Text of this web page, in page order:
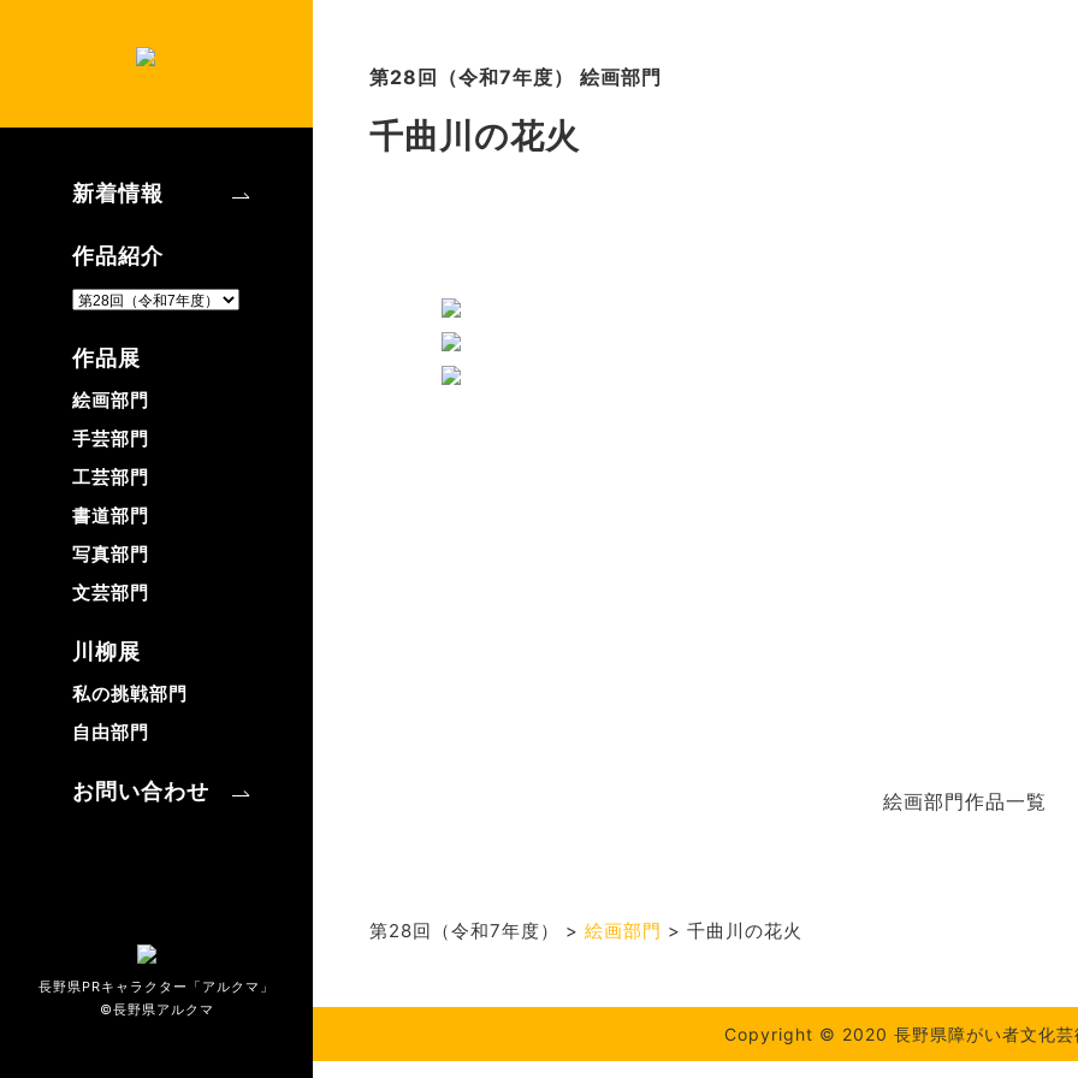
新着情報
作品紹介
作品展
絵画部門
手芸部門
工芸部門
書道部門
写真部門
文芸部門
川柳展
私の挑戦部門
自由部門
お問い合わせ
長野県PRキャラクター「アルクマ」
©長野県アルクマ
第28回（令和7年度） 絵画部門
千曲川の花火
絵画部門作品一覧
第28回（令和7年度） > 絵画部門 > 千曲川の花火
Copyright © 2020 長野県障がい者文化芸